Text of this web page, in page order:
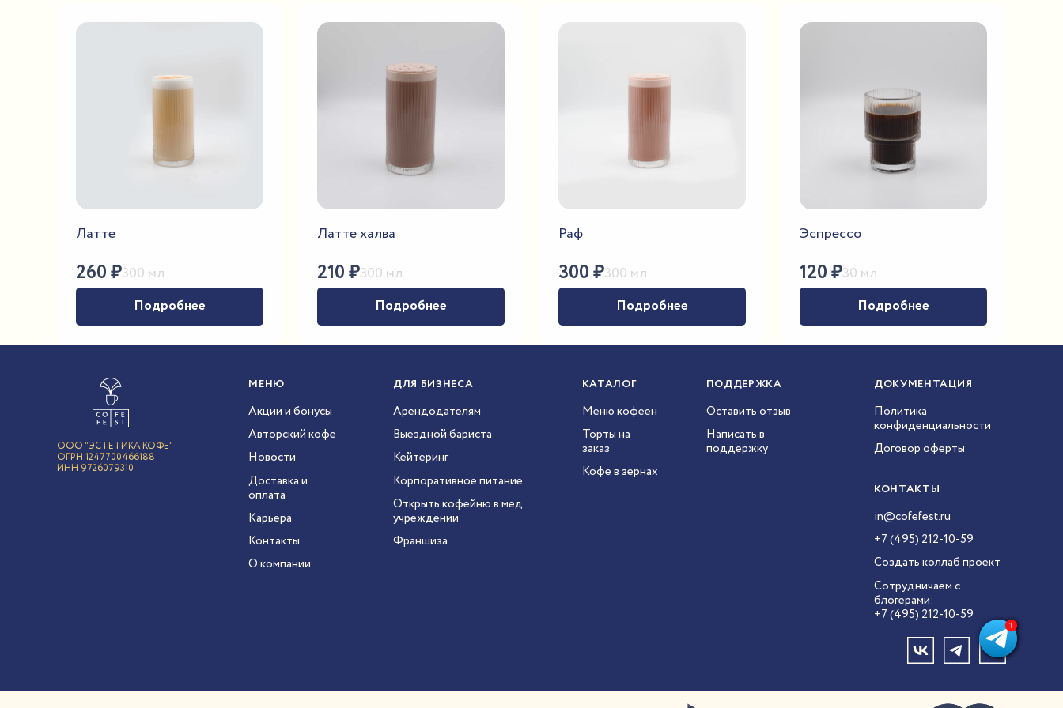
Латте
260₽300 мл
Подробнее
Латте халва
210₽300 мл
Подробнее
Раф
300₽300 мл
Подробнее
Эспрессо
120₽30 мл
Подробнее
ООО "ЭСТЕТИКА КОФЕ"
ОГРН 1247700466188
ИНН 9726079310
МЕНЮ
Акции и бонусы
Авторский кофе
Новости
Доставка и
оплата
Карьера
Контакты
О компании
ДЛЯ БИЗНЕСА
Арендодателям
Выездной бариста
Кейтеринг
Корпоративное питание
Открыть кофейню в мед.
учреждении
Франшиза
КАТАЛОГ
Меню кофеен
Торты на
заказ
Кофе в зернах
ПОДДЕРЖКА
Оставить отзыв
Написать в
поддержку
ДОКУМЕНТАЦИЯ
Политика
конфиденциальности
Договор оферты
КОНТАКТЫ
in@cofefest.ru
+7 (495) 212-10-59
Создать коллаб проект
Сотрудничаем с
блогерами:
+7 (495) 212-10-59